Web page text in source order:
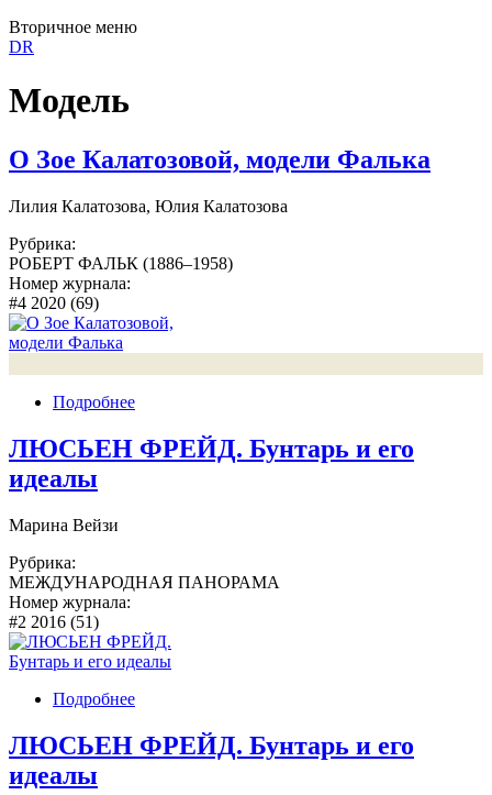
Вторичное меню
DR
Модель
О Зое Калатозовой, модели Фалька
Лилия Калатозова, Юлия Калатозова
Рубрика:
РОБЕРТ ФАЛЬК (1886–1958)
Номер журнала:
#4 2020 (69)
Подробнее
ЛЮСЬЕН ФРЕЙД. Бунтарь и его
идеалы
Марина Вейзи
Рубрика:
МЕЖДУНАРОДНАЯ ПАНОРАМА
Номер журнала:
#2 2016 (51)
Подробнее
ЛЮСЬЕН ФРЕЙД. Бунтарь и его
идеалы